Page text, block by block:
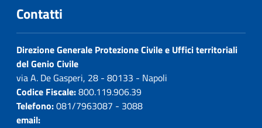
Contatti
Direzione Generale Protezione Civile e Uffici territoriali
del Genio Civile
via A. De Gasperi, 28 - 80133 - Napoli
Codice Fiscale:800.119.906.39
Telefono:081/7963087 - 3088
email: